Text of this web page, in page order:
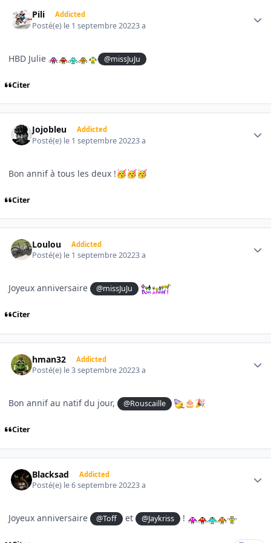
Pili Addicted
Posté(e) le 1 septembre 20223 a
HBD Julie @missJuJu
Citer
Jojobleu Addicted
Posté(e) le 1 septembre 20223 a
Bon annif à tous les deux !🥳🥳🥳
Citer
Loulou Addicted
Posté(e) le 1 septembre 20223 a
Joyeux anniversaire @missJuJu
Citer
hman32 Addicted
Posté(e) le 3 septembre 20223 a
Bon annif au natif du jour, @Rouscaille 🎂🎉
Citer
Blacksad Addicted
Posté(e) le 6 septembre 20223 a
Joyeux anniversaire @Toff et @Jaykriss !